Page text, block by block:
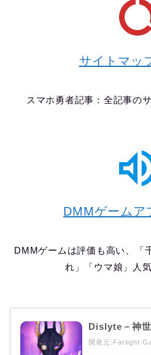
サイトマッ
スマホ勇者記事：全記事の
DMMゲームア
DMMゲームは評価も高い、「
れ」「ウマ娘」人
Dislyte－神
開発元: Farlight